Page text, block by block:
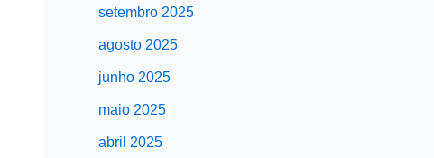
setembro 2025
agosto 2025
junho 2025
maio 2025
abril 2025